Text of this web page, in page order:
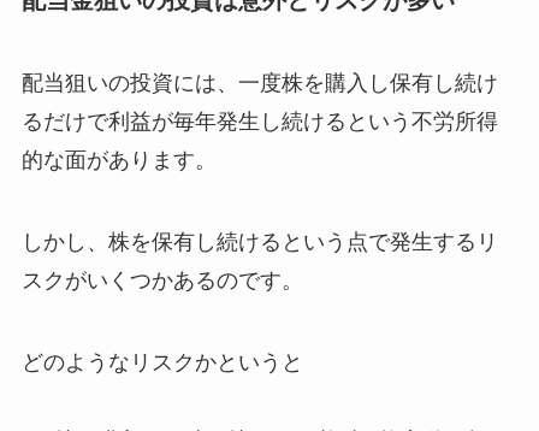
配当狙いの投資には、一度株を購入し保有し続け
るだけで利益が毎年発生し続けるという不労所得
的な面があります。
しかし、株を保有し続けるという点で発生するリ
スクがいくつかあるのです。
どのようなリスクかというと